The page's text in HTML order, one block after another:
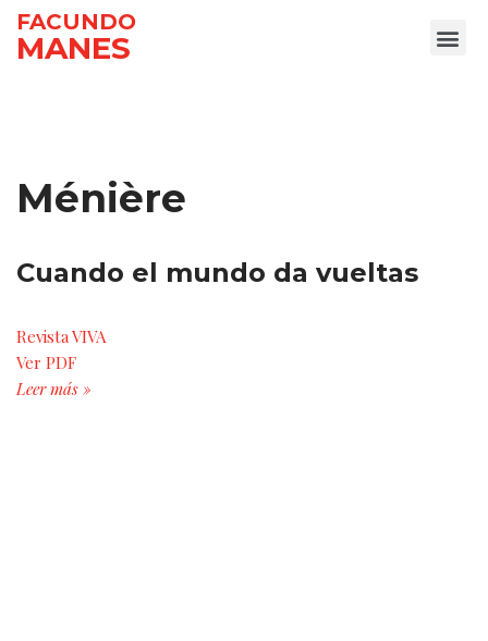
Ir
FACUNDO
MANES
Ménière
Cuando el mundo da vueltas
Revista VIVA
Ver PDF
Leer más »